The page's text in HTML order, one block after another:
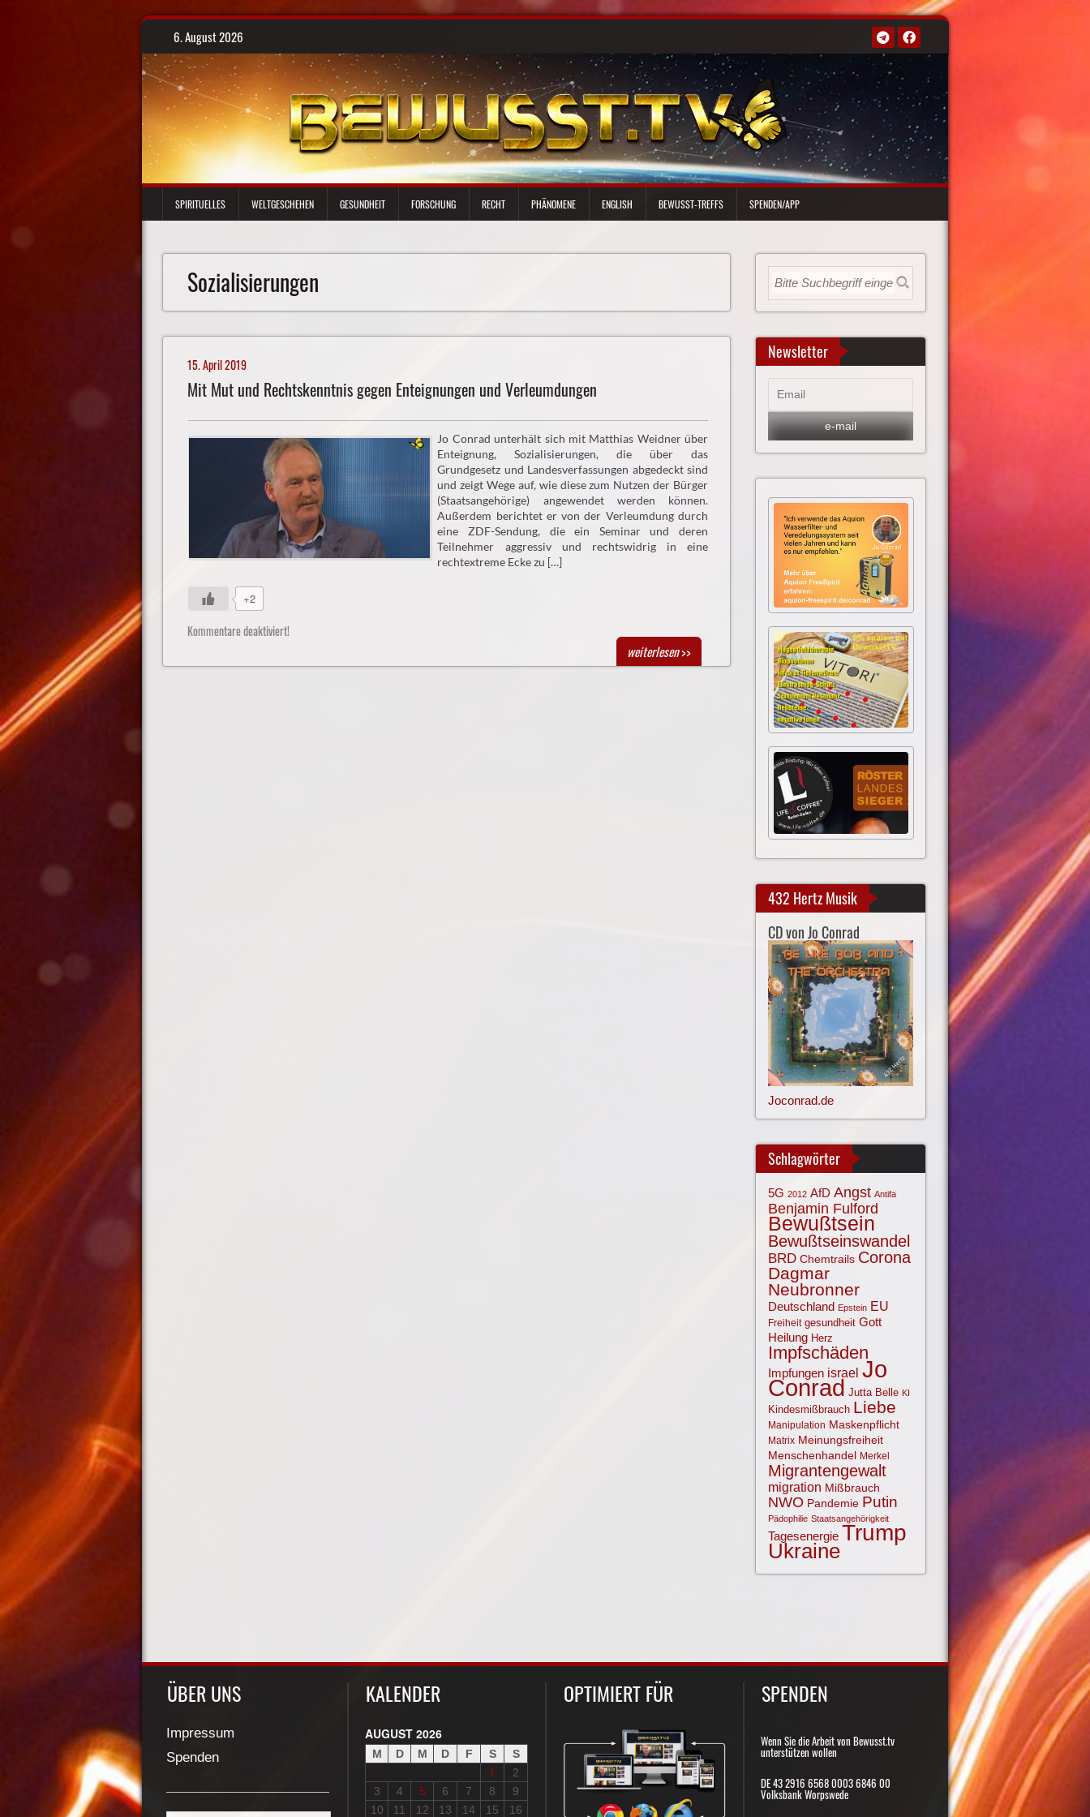
Skip
content
6. August 2026
SPIRITUELLES WELTGESCHEHEN GESUNDHEIT FORSCHUNG RECHT PHÄNOMENE ENGLISH BEWUSST-TREFFS SPENDEN/APP
Sozialisierungen
15. April 2019
Mit Mut und Rechtskenntnis gegen Enteignungen und Verleumdungen
Jo Conrad unterhält sich mit Matthias Weidner über
Enteignung, Sozialisierungen, die über das
Grundgesetz und Landesverfassungen abgedeckt sind
und zeigt Wege auf, wie diese zum Nutzen der Bürger
(Staatsangehörige) angewendet werden können.
Außerdem berichtet er von der Verleumdung durch
eine ZDF-Sendung, die ein Seminar und deren
Teilnehmer aggressiv und rechtswidrig in eine
rechtextreme Ecke zu […]
+2
Kommentare deaktiviert!
weiterlesen>>
Newsletter
432 Hertz Musik
CD von Jo Conrad
Joconrad.de
Schlagwörter
5G 2012 AfD Angst Antifa
Benjamin Fulford
Bewußtsein
Bewußtseinswandel
BRD Chemtrails Corona
Dagmar
Neubronner
Deutschland Epstein EU
Freiheit gesundheit Gott
Heilung Herz
Impfschäden
Impfungen israel Jo
Conrad Jutta Belle KI
Kindesmißbrauch Liebe
Manipulation Maskenpflicht
Matrix Meinungsfreiheit
Menschenhandel Merkel
Migrantengewalt
migration Mißbrauch
NWO Pandemie Putin
Pädophilie Staatsangehörigkeit
Tagesenergie Trump
Ukraine
ÜBER UNS
Impressum
Spenden
KALENDER
AUGUST 2026
M D M D F S
S
1
2
3
4 5 6 7 8
9
10
11 12 13 14 15 16
OPTIMIERT FÜR SPENDEN
Wenn Sie die Arbeit von Bewusst.tv
unterstützen wollen
DE 43 2916 6568 0003 6846 00
Volksbank Worpswede